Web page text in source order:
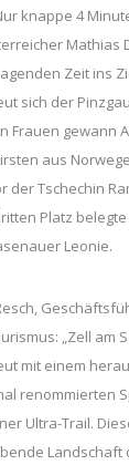
knappe 4
Mathias
Zeit ins
sich der
Frauen gewann
aus
der Tschechin
Platz
Leonie.
„Zell am
mit einem
renommierten
Ultra-Trail.
Landschaft